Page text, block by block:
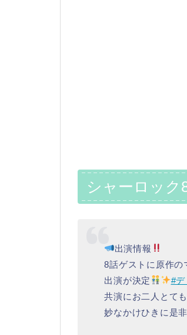
シャーロック
出演情報
8話ゲストに原作
出演が決定
#
共演にお二人とて
妙なかけひきに是